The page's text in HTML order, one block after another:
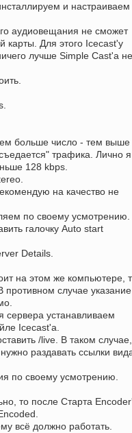
и настраиваем
аудиовещания не сможет
карты. Для этого Icecast'у
лучше Simple Cast'а не
больше число - тем выше
трафика. Лично я
128 kbps.
на качество не
по своему усмотрению.
галочку Auto start
Details.
на этом же компьютере,
противном случае указание
сервера устанавливаем
Icecast'а.
/live. В таком случае,
раздавать ссылки
по своему усмотрению.
то после Старта
всё должно работать.